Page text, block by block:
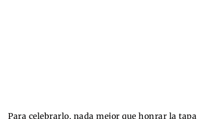
Para celebrarlo, nada mejor que honrar la tapa